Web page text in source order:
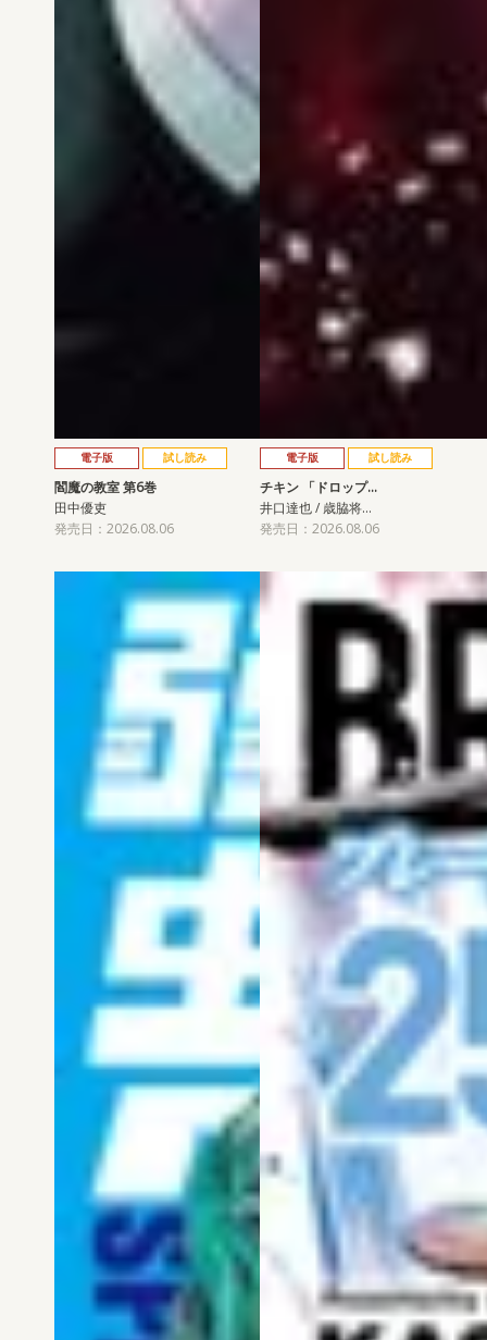
電子版 試し読み
閻魔の教室 第6巻
田中優吏
発売日：2026.08.06
電子版 試し読み
チキン 「ドロップ…
井口達也 / 歳脇将…
発売日：2026.08.06